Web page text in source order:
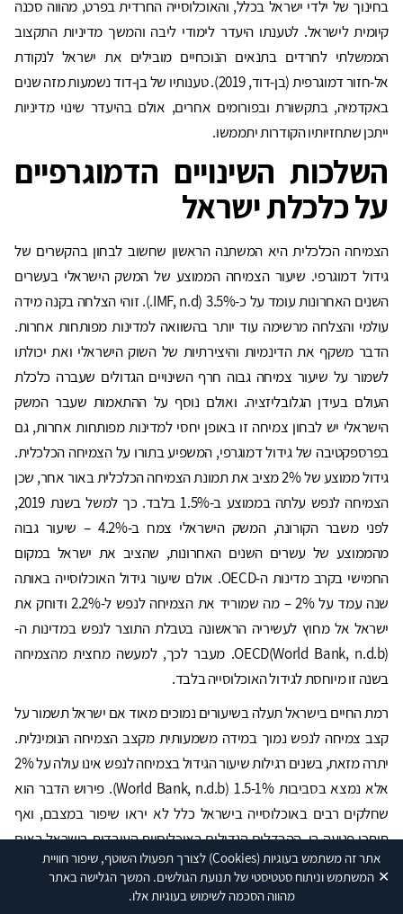
אתר זה משתמש בעוגיות(Cookies) לצורך תפעולו השוטף, שיפור חוויית
המשתמש וניתוח סטטיסטי של תנועת הגולשים. המשך הגלישה באתר
מהווה הסכמה לשימוש בעוגיות אלו.
✕
בחינוך של ילדי ישראל בכלל, והאוכלוסייה החרדית בפרט, מהווה סכנה
קיומית לישראל. לטענתו היעדר לימודי ליבה והמשך מדיניות התקצוב
הממשלתי לחרדים בתנאים הנוכחיים מובילים את ישראל לנקודת
אל-חזור דמוגרפית (בן-דוד, 2019). טענותיו של בן-דוד נשמעות מזה שנים
באקדמיה, בתקשורת ובפורומים אחרים, אולם בהיעדר שינוי מדיניות
ייתכן שתחזיותיו הקודרות יתממשו.
השלכות השינויים הדמוגרפיים
עלכלכלתישראל
הצמיחה הכלכלית היא המשתנה הראשון שחשוב לבחון בהקשרים של
גידול דמוגרפי. שיעור הצמיחה הממוצע של המשק הישראלי בעשרים
השנים האחרונות עומד על כ-3.5% (IMF, n.d.). זוהי הצלחה בקנה מידה
עולמי והצלחה מרשימה עוד יותר בהשוואה למדינות מפותחות אחרות.
הדבר משקף את הדינמיות והיצירתיות של השוק הישראלי ואת יכולתו
לשמור על שיעור צמיחה גבוה חרף השינויים הגדולים שעברה כלכלת
העולם בעידן הגלובליזציה. ואולם נוסף על ההתאמות שעבר המשק
הישראלי יש לבחון צמיחה זו באופן יחסי למדינות מפותחות אחרות, גם
בפרספקטיבה של גידול דמוגרפי, המשפיע בתורו על הצמיחה הכלכלית.
גידול ממוצע של 2% מציב את תמונת הצמיחה הכלכלית באור אחר, שכן
הצמיחה לנפש עלתה בממוצע ב-1.5% בלבד. כך למשל בשנת 2019,
לפני משבר הקורונה, המשק הישראלי צמח ב-4.2% – שיעור גבוה
מהממוצע של עשרים השנים האחרונות, שהציב את ישראל במקום
החמישי בקרב מדינות ה-OECD. אולם שיעור גידול האוכלוסייה באותה
שנה עמד על 2% – מה שמוריד את הצמיחה לנפש ל-2.2% ודוחק את
ישראל אל מחוץ לעשיריה הראשונה בטבלת התוצר לנפש במדינות ה-
OECD(World Bank, n.d.b). מעבר לכך, למעשה מחצית מהצמיחה
בשנה זו מיוחסת לגידול האוכלוסייה בלבד.
רמת החיים בישראל תעלה בשיעורים נמוכים מאוד אם ישראל תשמור על
קצב צמיחה לנפש נמוך במידה משמעותית מקצב הצמיחה הנומינלית.
יתרה מזאת, בשנים רגילות שיעור הגידול בצמיחה לנפש אינו עולה על 2%
אלא נמצא בסביבות 1.5-1% (World Bank, n.d.b). פירוש הדבר הוא
שחלקים רבים באוכלוסייה בישראל כלל לא יראו שיפור במצבם, ואף
תיתכן פגיעה בו. ההבדלים הגדולים באוכלוסיות העובדות בישראל באים
לידי ביטוי במדד הגיוון השישי, שפורסם בשנת 2022 על ידי נציבות שוויון
הזדמנויות בעבודה במשרד הכלכלה והתעשייה והציג השוואה רב-שנתית